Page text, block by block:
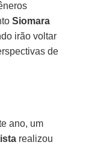
Siomara
irão voltar
de
ano, um
realizou